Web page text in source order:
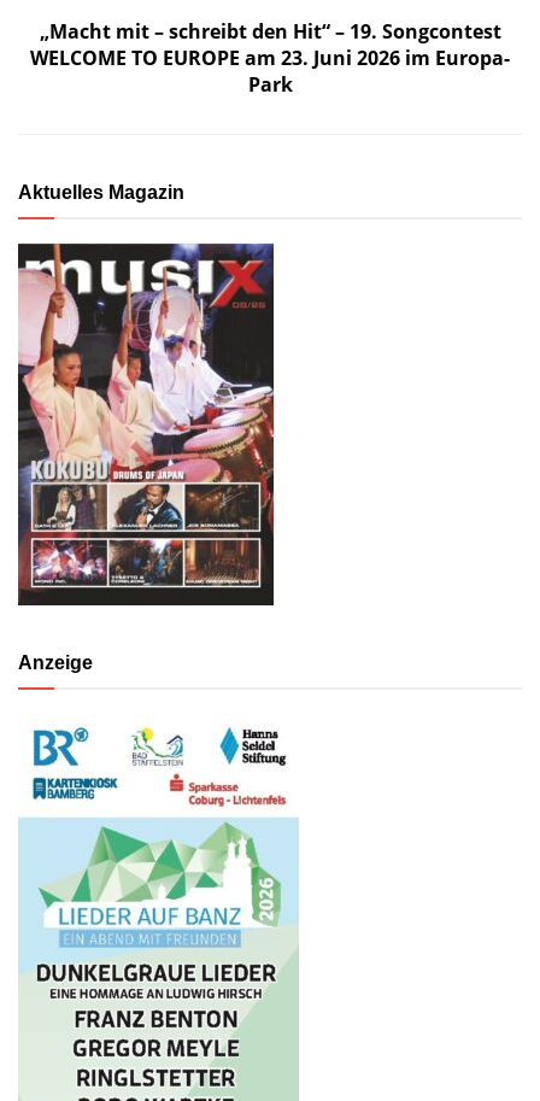
„Macht mit – schreibt den Hit“ – 19. Songcontest
WELCOME TO EUROPE am 23. Juni 2026 im Europa-
Park
Aktuelles Magazin
Anzeige